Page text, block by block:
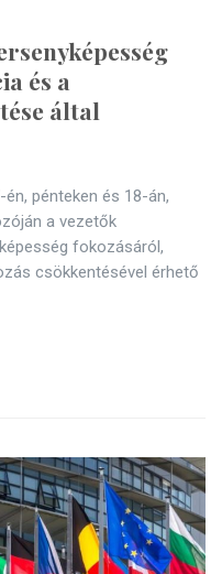
és a
által
pénteken és 18-án,
a vezetők
fokozásáról,
csökkentésével érhető